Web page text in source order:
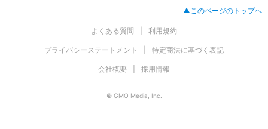
▲このページのトップへ
よくある質問 利用規約
プライバシーステートメント 特定商法に基づく表記
会社概要 採用情報
© GMO Media, Inc.